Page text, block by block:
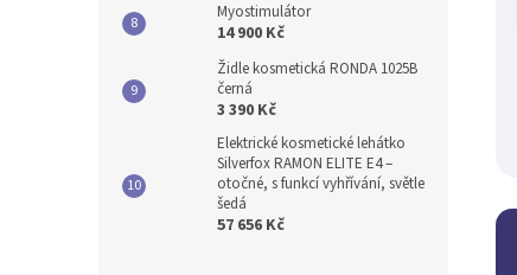
Myostimulátor
14 900 Kč
Židle kosmetická RONDA 1025B
černá
3 390 Kč
Elektrické kosmetické lehátko
Silverfox RAMON ELITE E4 –
otočné, s funkcí vyhřívání, světle
šedá
57 656 Kč